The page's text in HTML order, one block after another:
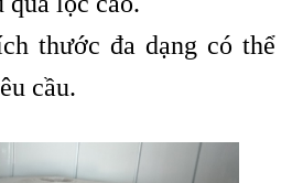
thước đa dạng có thể
cầu.